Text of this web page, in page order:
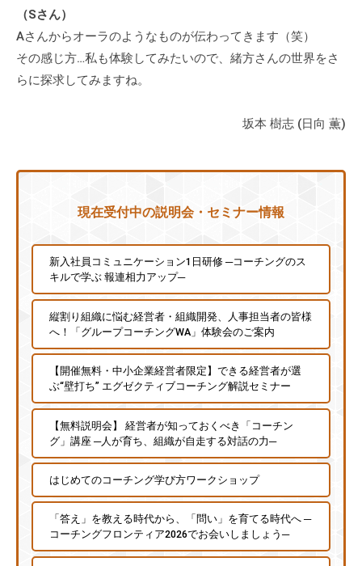
（Sさん）
Aさんからオーラのようなものが伝わってきます（笑）
その感じ方…私も体験してみたいので、緒方さんの世界をさ
らに探求してみますね。
坂本 樹志 (日向 薫)
現在受付中の説明会・セミナー情報
新入社員コミュニケーション1日研修 ─コーチングのス
キルで学ぶ 報連相力アップ─
縦割り組織に悩む経営者・組織開発、人事担当者の皆様
へ！「グループコーチングWA」体験会のご案内
【開催無料・中小企業経営者限定】できる経営者が選
ぶ“壁打ち” エグゼクティブコーチング解説セミナー
【無料説明会】 経営者が知っておくべき「コーチン
グ」講座 ─人が育ち、組織が自走する対話の力─
はじめてのコーチング学び方ワークショップ
「答え」を教える時代から、「問い」を育てる時代へ ─
コーチングフロンティア2026でお会いしましょう─